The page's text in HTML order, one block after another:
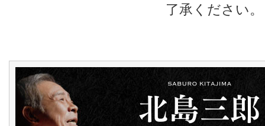
了承ください。